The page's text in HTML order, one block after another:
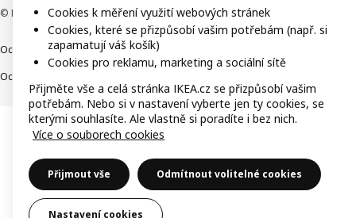
© Inter IKEA Systems B.V. 1999-2026
Ochrana osobních údajůCookiesSpolečně bezpečně
Ochrana Oznamovatelů
Cookies k měření využití webových stránek
Cookies, které se přizpůsobí vašim potřebám (např. si
zapamatují váš košík)
Cookies pro reklamu, marketing a sociální sítě
Přijměte vše a celá stránka IKEA.cz se přizpůsobí vašim
potřebám. Nebo si v nastavení vyberte jen ty cookies, se
kterými souhlasíte. Ale vlastně si poradíte i bez nich.
Více o souborech cookies
Přijmout vše Odmítnout volitelné cookies
Nastavení cookies